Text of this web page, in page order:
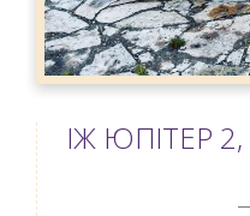
ІЖ ЮПІТЕР